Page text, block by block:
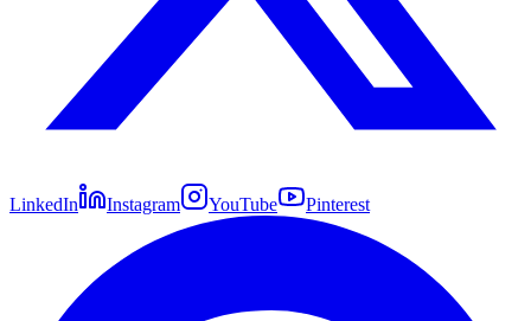
LinkedIn Instagram YouTube Pinterest